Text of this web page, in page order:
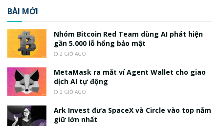
BÀI MỚI
Nhóm Bitcoin Red Team dùng AI phát hiện
gần 5.000 lỗ hổng bảo mật
2 GIỜ AGO
MetaMask ra mắt ví Agent Wallet cho giao
dịch AI tự động
2 GIỜ AGO
Ark Invest đưa SpaceX và Circle vào top nắm
giữ lớn nhất